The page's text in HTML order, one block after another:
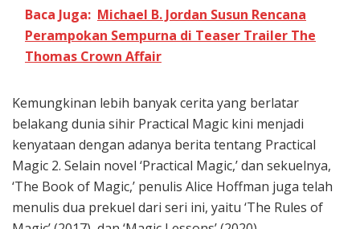
Baca Juga: Michael B. Jordan Susun Rencana
Perampokan Sempurna di Teaser Trailer The
Thomas Crown Affair
Kemungkinan lebih banyak cerita yang berlatar
belakang dunia sihir Practical Magic kini menjadi
kenyataan dengan adanya berita tentang Practical
Magic 2. Selain novel ‘Practical Magic,’ dan sekuelnya,
‘The Book of Magic,’ penulis Alice Hoffman juga telah
menulis dua prekuel dari seri ini, yaitu ‘The Rules of